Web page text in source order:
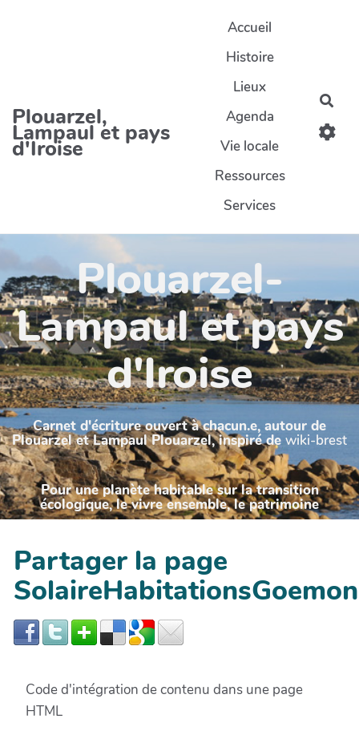
Plouarzel,
Lampaul et pays
d'Iroise
Accueil
Histoire
Lieux
Agenda
Vie locale
Ressources
Services
Plouarzel-
Lampaul et pays
d'Iroise
Carnet d'écriture ouvert à chacun.e, autour de
Plouarzel et Lampaul Plouarzel, inspiré de wiki-brest
Pour une planète habitable sur la transition
écologique, le vivre ensemble, le patrimoine
Partager la page
Code d'intégration de contenu dans une page
HTML